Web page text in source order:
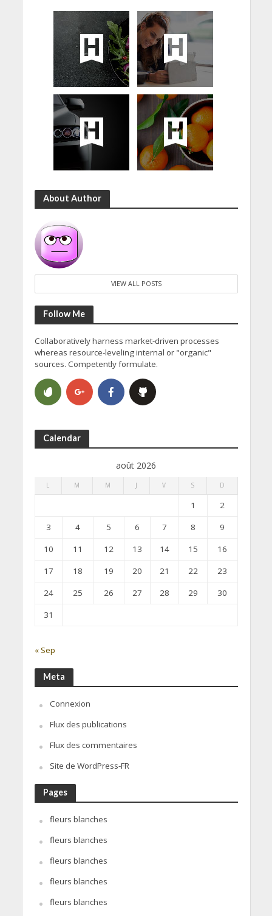
About Author
VIEW ALL POSTS
Follow Me
Collaboratively harness market-driven processes
whereas resource-leveling internal or "organic"
sources. Competently formulate.
Calendar
août 2026
L M M J V S D
1
2
3
4 5 6 7 8
9
10
11 12 13 14 15
16
17
18 19 20 21 22
23
24
25 26 27 28 29
30
31
« Sep
Meta
Connexion
Flux des publications
Flux des commentaires
Site de WordPress-FR
Pages
fleurs blanches
fleurs blanches
fleurs blanches
fleurs blanches
fleurs blanches